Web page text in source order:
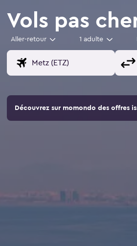
Vols pas
Aller-retour 1 adulte
Découvrez sur momondo des offres